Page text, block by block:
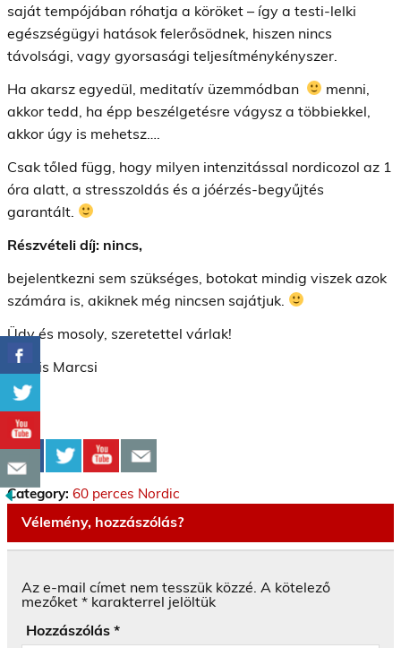
saját tempójában róhatja a köröket – így a testi-lelki
egészségügyi hatások felerősödnek, hiszen nincs
távolsági, vagy gyorsasági teljesítménykényszer.
Ha akarsz egyedül, meditatív üzemmódban
menni,
akkor tedd, ha épp beszélgetésre vágysz a többiekkel,
akkor úgy is mehetsz….
Csak tőled függ, hogy milyen intenzitással nordicozol az 1
óra alatt, a stresszoldás és a jóérzés-begyűjtés
garantált.
Részvételi díj: nincs,
bejelentkezni sem szükséges, botokat mindig viszek azok
számára is, akiknek még nincsen sajátjuk.
Üdv és mosoly, szeretettel várlak!
Kocsis Marcsi
Category: 60 perces Nordic
Vélemény, hozzászólás?
Az e-mail címet nem tesszük közzé. A kötelező
mezőket * karakterrel jelöltük
Hozzászólás *